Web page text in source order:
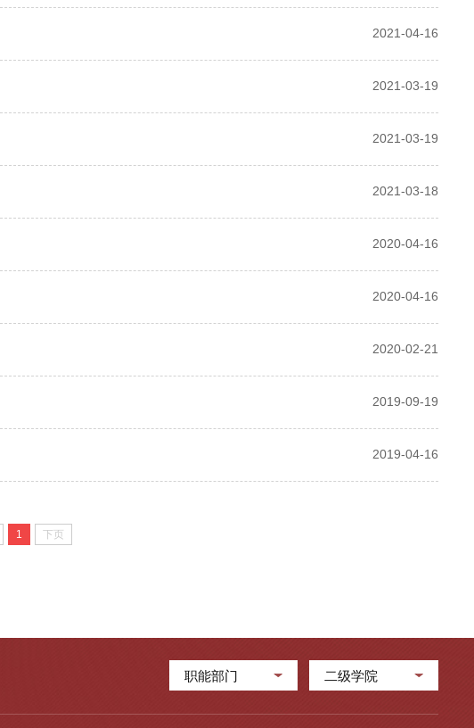
2021-04-16
2021-03-19
2021-03-19
2021-03-18
2020-04-16
2020-04-16
2020-02-21
2019-09-19
2019-04-16
1 下页
职能部门 二级学院